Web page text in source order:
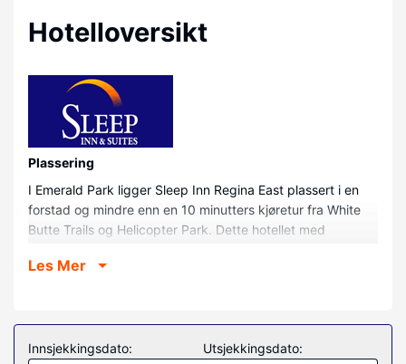
Hotelloversikt
Plassering
I Emerald Park ligger Sleep Inn Regina East plassert i en
forstad og mindre enn en 10 minutters kjøretur fra White
Butte Trails og Helicopter Park. Dette hotellet med
Stadium at Taylor Field (stadion) og 12,8 mi (20,6 km)
Føl deg som hjemme i et av de 73 gjesterommene, som har
Les Mer
Innsjekkingsdato: Utsjekkingsdato: